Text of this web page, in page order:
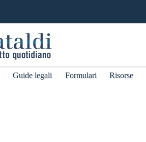
Guide legali Formulari Risorse